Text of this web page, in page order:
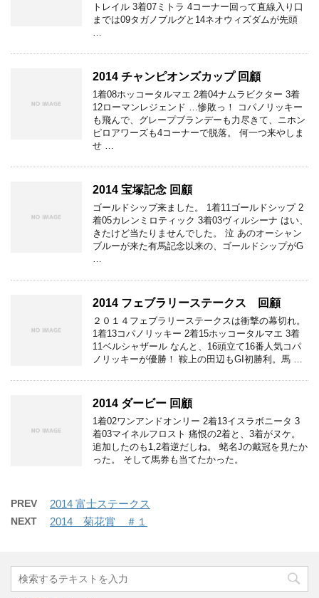
トレイル 3着07ミトラ 4コーナー回って直線入り口
までは09タガノブルグと14ネオウィズダムが先頭
2014 チャンピオンズカップ 回顧
1着08ホッコータルマエ 2着04ナムラビクター 3着
12ローマンレジェンド …惨敗っ！ コパノリッキー
も飛んで、グレープブランデーも力尽きて、ニホン
ピロアワーズも4コーナーで脱落。 何一つ来やしま
せ …
2014 宝塚記念 回顧
ゴールドシップ来ました。 1着11ゴールドシップ 2
着05カレンミロティック 3着03ヴィルシーナ はい、
きたけど当たりませんでした。 泣 あのオーシャン
ブルーが来た有馬記念以来の、ゴールドシップがG
2014 フェブラリーステークス 回顧
２０１４フェブラリーステークスは衝撃の幕切れ。
1着13コパノリッキー 2着15ホッコータルマエ 3着
11ベルシャザール なんと、16頭立て16番人気コパ
ノリッキーが優勝！ 鞍上の田辺もGI初勝利。馬 …
2014 ダービー 回顧
1着02ワンアンドオンリー 2着13イスラボニータ 3
着03マイネルフロスト 痛恨の2着と、3着がヌケ。
追加したのも1,2着逆だしね。 蛯名Jの戴冠を見たか
った。 そして馬券も当てたかった。
PREV 2014 富士ステークス
NEXT 2014 菊花賞 ＃１